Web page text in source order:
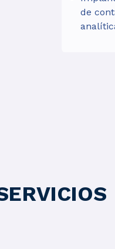
de